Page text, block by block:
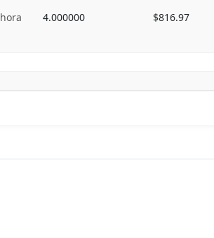
hora 4.000000 $816.97